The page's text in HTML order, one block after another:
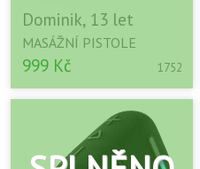
Dominik, 13 let
MASÁŽNÍ PISTOLE
999 Kč 1752